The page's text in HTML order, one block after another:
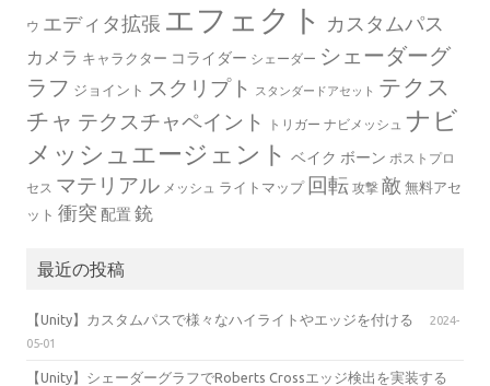
ウ エディタ拡張 エフェクト カスタムパス
カメラ キャラクター コライダー シェーダー シェーダーグ
ラフ ジョイント スクリプト スタンダードアセット テクス
チャ テクスチャペイント トリガー ナビメッシュ ナビ
メッシュエージェント ベイク ボーン ポストプロ
セス マテリアル メッシュ ライトマップ 回転 攻撃 敵 無料アセ
ット 衝突 配置 銃
最近の投稿
【Unity】カスタムパスで様々なハイライトやエッジを付ける
2024-
05-01
【Unity】シェーダーグラフでRoberts Crossエッジ検出を実装する